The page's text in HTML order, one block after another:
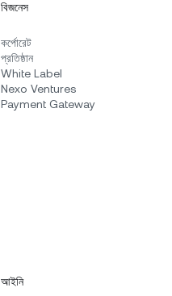
বিজনেস
কর্পোরেট
প্রতিষ্ঠান
White Label
Nexo Ventures
Payment Gateway
আইনি